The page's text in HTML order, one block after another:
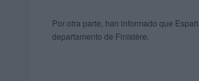
Por otra parte, han informado que
departamento de Finistère.